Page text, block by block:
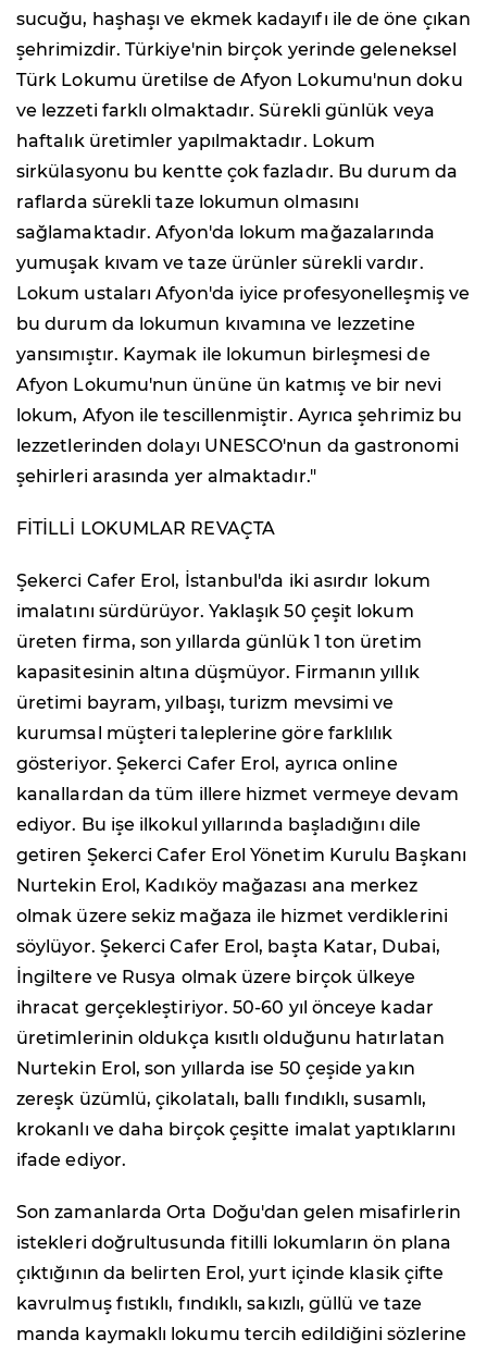
sucuğu, haşhaşı ve ekmek kadayıfı ile de öne çıkan
şehrimizdir. Türkiye'nin birçok yerinde geleneksel
Türk Lokumu üretilse de Afyon Lokumu'nun doku
ve lezzeti farklı olmaktadır. Sürekli günlük veya
haftalık üretimler yapılmaktadır. Lokum
sirkülasyonu bu kentte çok fazladır. Bu durum da
raflarda sürekli taze lokumun olmasını
sağlamaktadır. Afyon'da lokum mağazalarında
yumuşak kıvam ve taze ürünler sürekli vardır.
Lokum ustaları Afyon'da iyice profesyonelleşmiş ve
bu durum da lokumun kıvamına ve lezzetine
yansımıştır. Kaymak ile lokumun birleşmesi de
Afyon Lokumu'nun ününe ün katmış ve bir nevi
lokum, Afyon ile tescillenmiştir. Ayrıca şehrimiz bu
lezzetlerinden dolayı UNESCO'nun da gastronomi
şehirleri arasında yer almaktadır."
FİTİLLİ LOKUMLAR REVAÇTA
Şekerci Cafer Erol, İstanbul'da iki asırdır lokum
imalatını sürdürüyor. Yaklaşık 50 çeşit lokum
üreten firma, son yıllarda günlük 1 ton üretim
kapasitesinin altına düşmüyor. Firmanın yıllık
üretimi bayram, yılbaşı, turizm mevsimi ve
kurumsal müşteri taleplerine göre farklılık
gösteriyor. Şekerci Cafer Erol, ayrıca online
kanallardan da tüm illere hizmet vermeye devam
ediyor. Bu işe ilkokul yıllarında başladığını dile
getiren Şekerci Cafer Erol Yönetim Kurulu Başkanı
Nurtekin Erol, Kadıköy mağazası ana merkez
olmak üzere sekiz mağaza ile hizmet verdiklerini
söylüyor. Şekerci Cafer Erol, başta Katar, Dubai,
İngiltere ve Rusya olmak üzere birçok ülkeye
ihracat gerçekleştiriyor. 50-60 yıl önceye kadar
üretimlerinin oldukça kısıtlı olduğunu hatırlatan
Nurtekin Erol, son yıllarda ise 50 çeşide yakın
zereşk üzümlü, çikolatalı, ballı fındıklı, susamlı,
krokanlı ve daha birçok çeşitte imalat yaptıklarını
ifade ediyor.
Son zamanlarda Orta Doğu'dan gelen misafirlerin
istekleri doğrultusunda fitilli lokumların ön plana
çıktığının da belirten Erol, yurt içinde klasik çifte
kavrulmuş fıstıklı, fındıklı, sakızlı, güllü ve taze
manda kaymaklı lokumu tercih edildiğini sözlerine